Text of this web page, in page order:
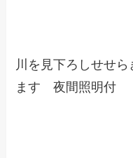
川を見下ろしせせ
ます 夜間照明付